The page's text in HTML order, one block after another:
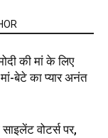
की मां के लिए
बेटे का प्यार अनंत
वोटर्स पर,